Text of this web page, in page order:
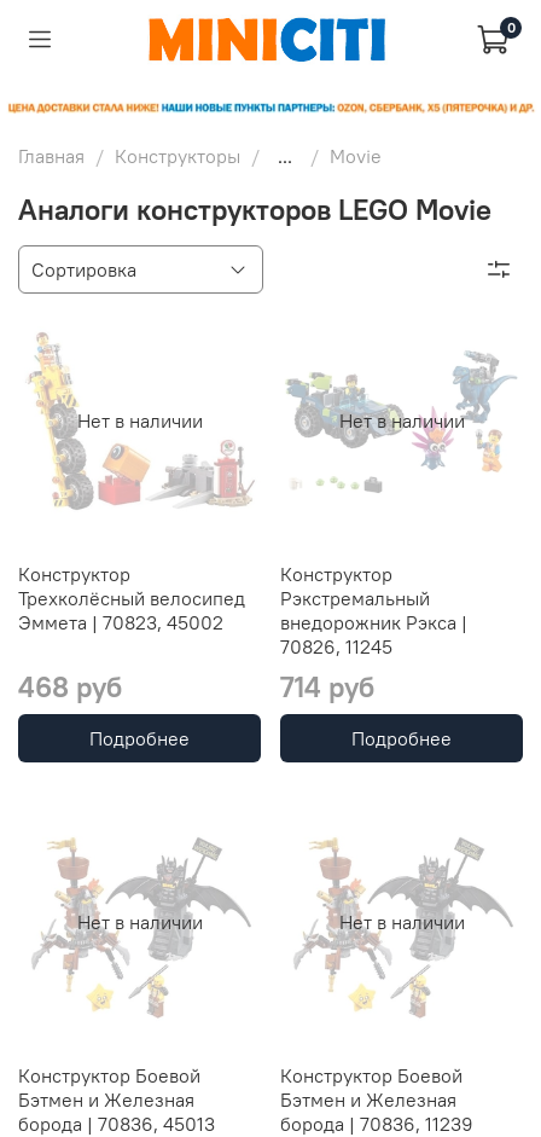
0
Главная Конструкторы ... Movie
Аналоги конструкторов LEGO Movie
Нет в наличии
Конструктор
Трехколёсный велосипед
Эммета | 70823, 45002
468 руб
Подробнее
Нет в наличии
Конструктор
Рэкстремальный
внедорожник Рэкса |
70826, 11245
714 руб
Подробнее
Нет в наличии
Конструктор Боевой
Бэтмен и Железная
борода | 70836, 45013
Нет в наличии
Конструктор Боевой
Бэтмен и Железная
борода | 70836, 11239